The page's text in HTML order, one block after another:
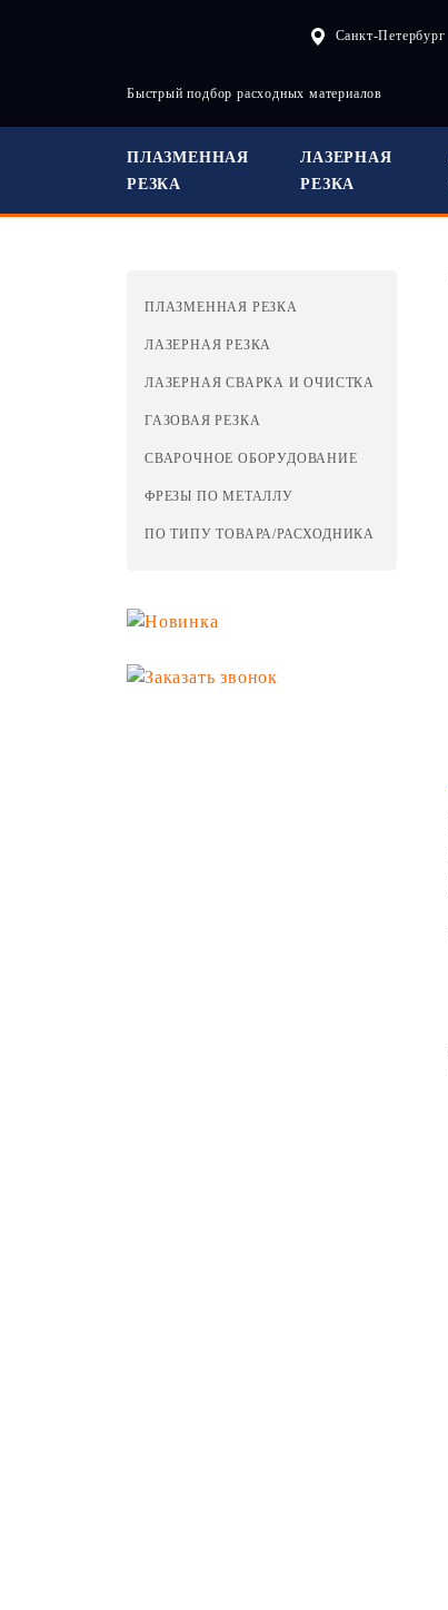
Санкт-Петербург
Быстрый подбор расходных материалов
ПЛАЗМЕННАЯ
РЕЗКА
ЛАЗЕРНАЯ
РЕЗКА
ПЛАЗМЕННАЯ РЕЗКА
ЛАЗЕРНАЯ РЕЗКА
ЛАЗЕРНАЯ СВАРКА И ОЧИСТКА
ГАЗОВАЯ РЕЗКА
СВАРОЧНОЕ ОБОРУДОВАНИЕ
ФРЕЗЫ ПО МЕТАЛЛУ
ПО ТИПУ ТОВАРА/РАСХОДНИКА